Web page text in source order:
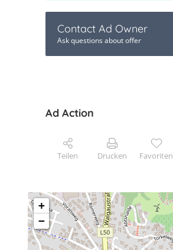
Contact Ad Owner
Ask questions about offer
Ad Action
Teilen Drucken Favoriten
+
−